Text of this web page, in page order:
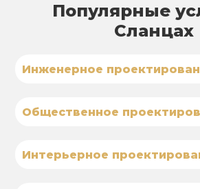
Популярные
Сланцах
Инженерное
Общественное
Интерьерное